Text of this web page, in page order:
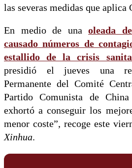
las severas medidas que aplica
En medio de una oleada
causado números de
estallido de la crisis
presidió el jueves una
Permanente del Comité
Partido Comunista de
exhortó a conseguir los
menor coste”, recoge este
Xinhua.